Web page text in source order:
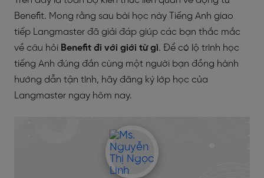
Benefit. Mong rằng sau bài học này Tiếng Anh giao
tiếp Langmaster đã giải đáp giúp các bạn thắc mắc
về câu hỏi Benefit đi với giới từ gì. Để có lộ trình học
tiếng Anh đúng đắn cùng một người bạn đồng hành
hướng dẫn tận tình, hãy đăng ký lớp học của
Langmaster ngay hôm nay.